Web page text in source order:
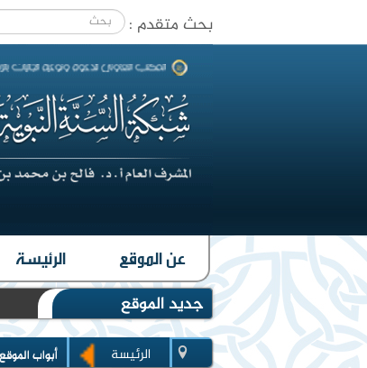
بحث متقدم :
عن الموقع الرئيسة
جديد الموقع
الرئيسة أبواب الموقع